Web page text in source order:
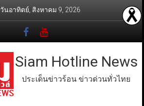
วันอาทิตย์, สิงหาคม 9, 2026
Siam Hotline News
ประเด็นข่าวร้อน ข่าวด่วนทั่วไทย